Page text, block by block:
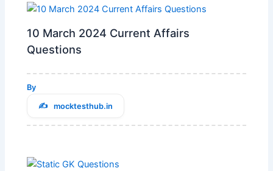
10 March 2024 Current Affairs
Questions
By
mocktesthub.in